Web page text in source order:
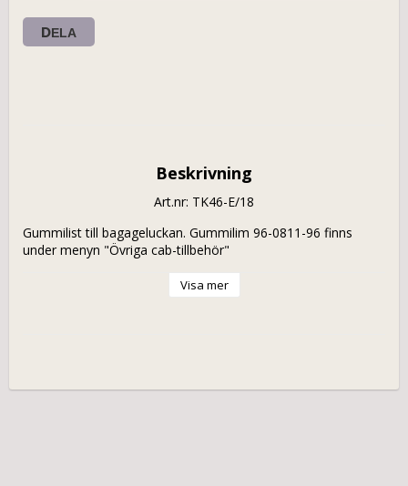
DELA
Beskrivning
Art.nr: TK46-E/18
Gummilist till bagageluckan. Gummilim 96-0811-96 finns
under menyn "Övriga cab-tillbehör"
Visa mer